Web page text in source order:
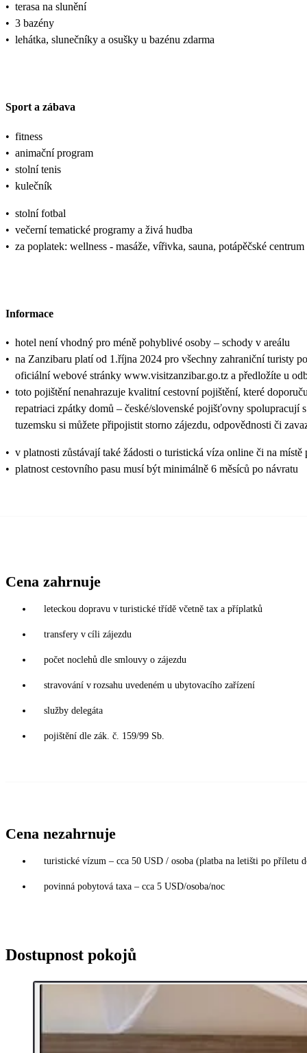
• terasa na slunění
• 3 bazény
• lehátka, slunečníky a osušky u bazénu zdarma
Sport a zábava
• fitness
• animační program
• stolní tenis
• kulečník
• stolní fotbal
• večerní tematické programy a živá hudba
• za poplatek: wellness - masáže, vířivka, sauna, potápěčské centrum
Informace
• hotel není vhodný pro méně pohyblivé osoby – schody v areálu
• na Zanzibaru platí od 1.října 2024 pro všechny zahraniční turisty
oficiální webové stránky www.visitzanzibar.go.tz a předložíte u
• toto pojištění nenahrazuje kvalitní cestovní pojištění, které
repatriaci zpátky domů – české/slovenské pojišťovny
tuzemsku si můžete připojistit storno zájezdu, odpovědnosti či
• v platnosti zůstávají také žádosti o turistická víza online či na
• platnost cestovního pasu musí být minimálně 6 měsíců po návratu
Cena zahrnuje
leteckou dopravu v turistické třídě včetně tax a příplatků
transfery v cíli zájezdu
počet noclehů dle smlouvy o zájezdu
stravování v rozsahu uvedeném u ubytovacího zařízení
služby delegáta
pojištění dle zák. č. 159/99 Sb.
Cena nezahrnuje
turistické vízum – cca 50 USD / osoba (platba na letišti po příletu
povinná pobytová taxa – cca 5 USD/osoba/noc
Dostupnost pokojů